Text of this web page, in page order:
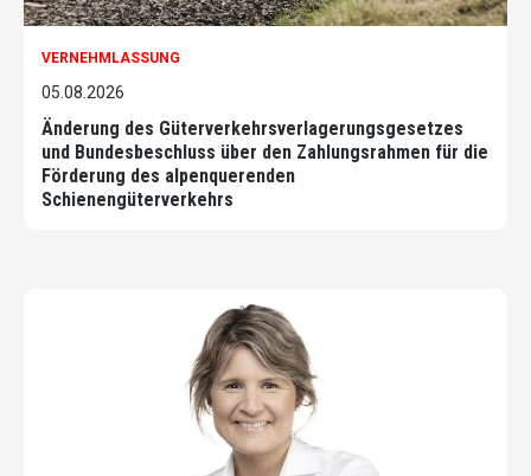
VERNEHMLASSUNG
05.08.2026
Änderung des Güterverkehrsverlagerungsgesetzes
und Bundesbeschluss über den Zahlungsrahmen für die
Förderung des alpenquerenden
Schienengüterverkehrs